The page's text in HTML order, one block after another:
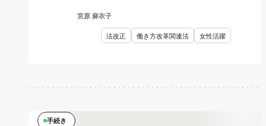
宮原 麻衣子
法改正 働き方改革関連法 女性活躍
手続き